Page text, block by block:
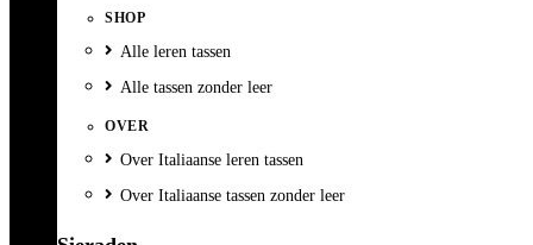
SHOP
Alle leren tassen
Alle tassen zonder leer
OVER
Over Italiaanse leren tassen
Over Italiaanse tassen zonder leer